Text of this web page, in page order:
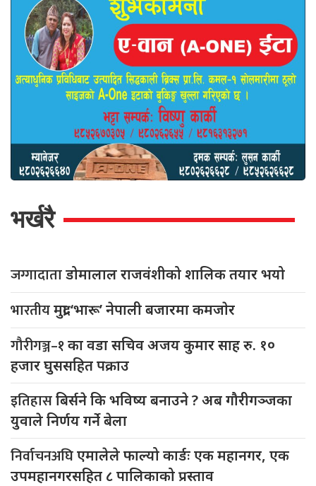
भर्खरै
जग्गादाताडोमालाल राजवंशीको शालिक तयार भयो
भारतीयमुद्रा ‘भारू’ नेपाली बजारमा कमजाेर
गौरीगञ्ज–१का वडा सचिव अजय कुमार साह रु. १०
हजार घुससहित पक्राउ
इतिहासबिर्सने कि भविष्य बनाउने ? अब गौरीगञ्जका
युवाले निर्णय गर्ने बेला
निर्वाचनअघिएमालेले फाल्यो कार्डः एक महानगर, एक
उपमहानगरसहित ८ पालिकाको प्रस्ताव